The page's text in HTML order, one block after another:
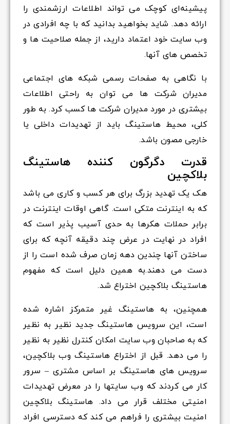
پیشینه‌ای کوچک می تواند اطلاعات ارزشمندی را
ارائه دهد. شاید بخواهید بدانید که با چه افرادی در
وب سایت خود اعتماد دارید، از جمله صلاحیت ها و
تخصص های آنها.
با نگاهی به صفحات رسمی شبکه های اجتماعی
مدیران شرکت ها می توان به راحتی اطلاعات
بیشتری در مورد مدیران شرکت ها کسب کرد. به طور
کلی، محیط هاستینگ باید از تهدیدات داخلی یا
خارجی مصون باشد.
قدرت دگرگون کننده هاستینگ
بلاکچین
هک یک تهدید بزرگ برای هر کسب و کاری می باشد
که به اینترنت متکی است. گاهی اوقات اینترنت در
برابر حملات هکرها به حدی آسیب پذیر است که
افراد در نهایت در عرض چند دقیقه آنچه که برای
ساختن آنها چندین دهه زمان صرف شده است را از
دست می دهند.به همین دلیل است که مفهوم
هاستینگ بلاکچین اختراع شد.
همچنین، به هاستینگ غیر متمرکز اشاره شده
است، این سرویس هاستینگ جدید نظیر به نظیر
که به صاحبان وب سایت امکان کنترل نظیر به نظیر
را می دهد. قبل از اختراع هاستینگ وب بلاکچین،
سرویس های هاستینگ بر اساس مشتری – سرور
کار می کردند که وب سایتها را در معرض تهدیدات
امنیتی مختلف قرار می داد. هاستینگ بلاکچین
امنیت بیشتری را فراهم می کند که دسترسی افراد